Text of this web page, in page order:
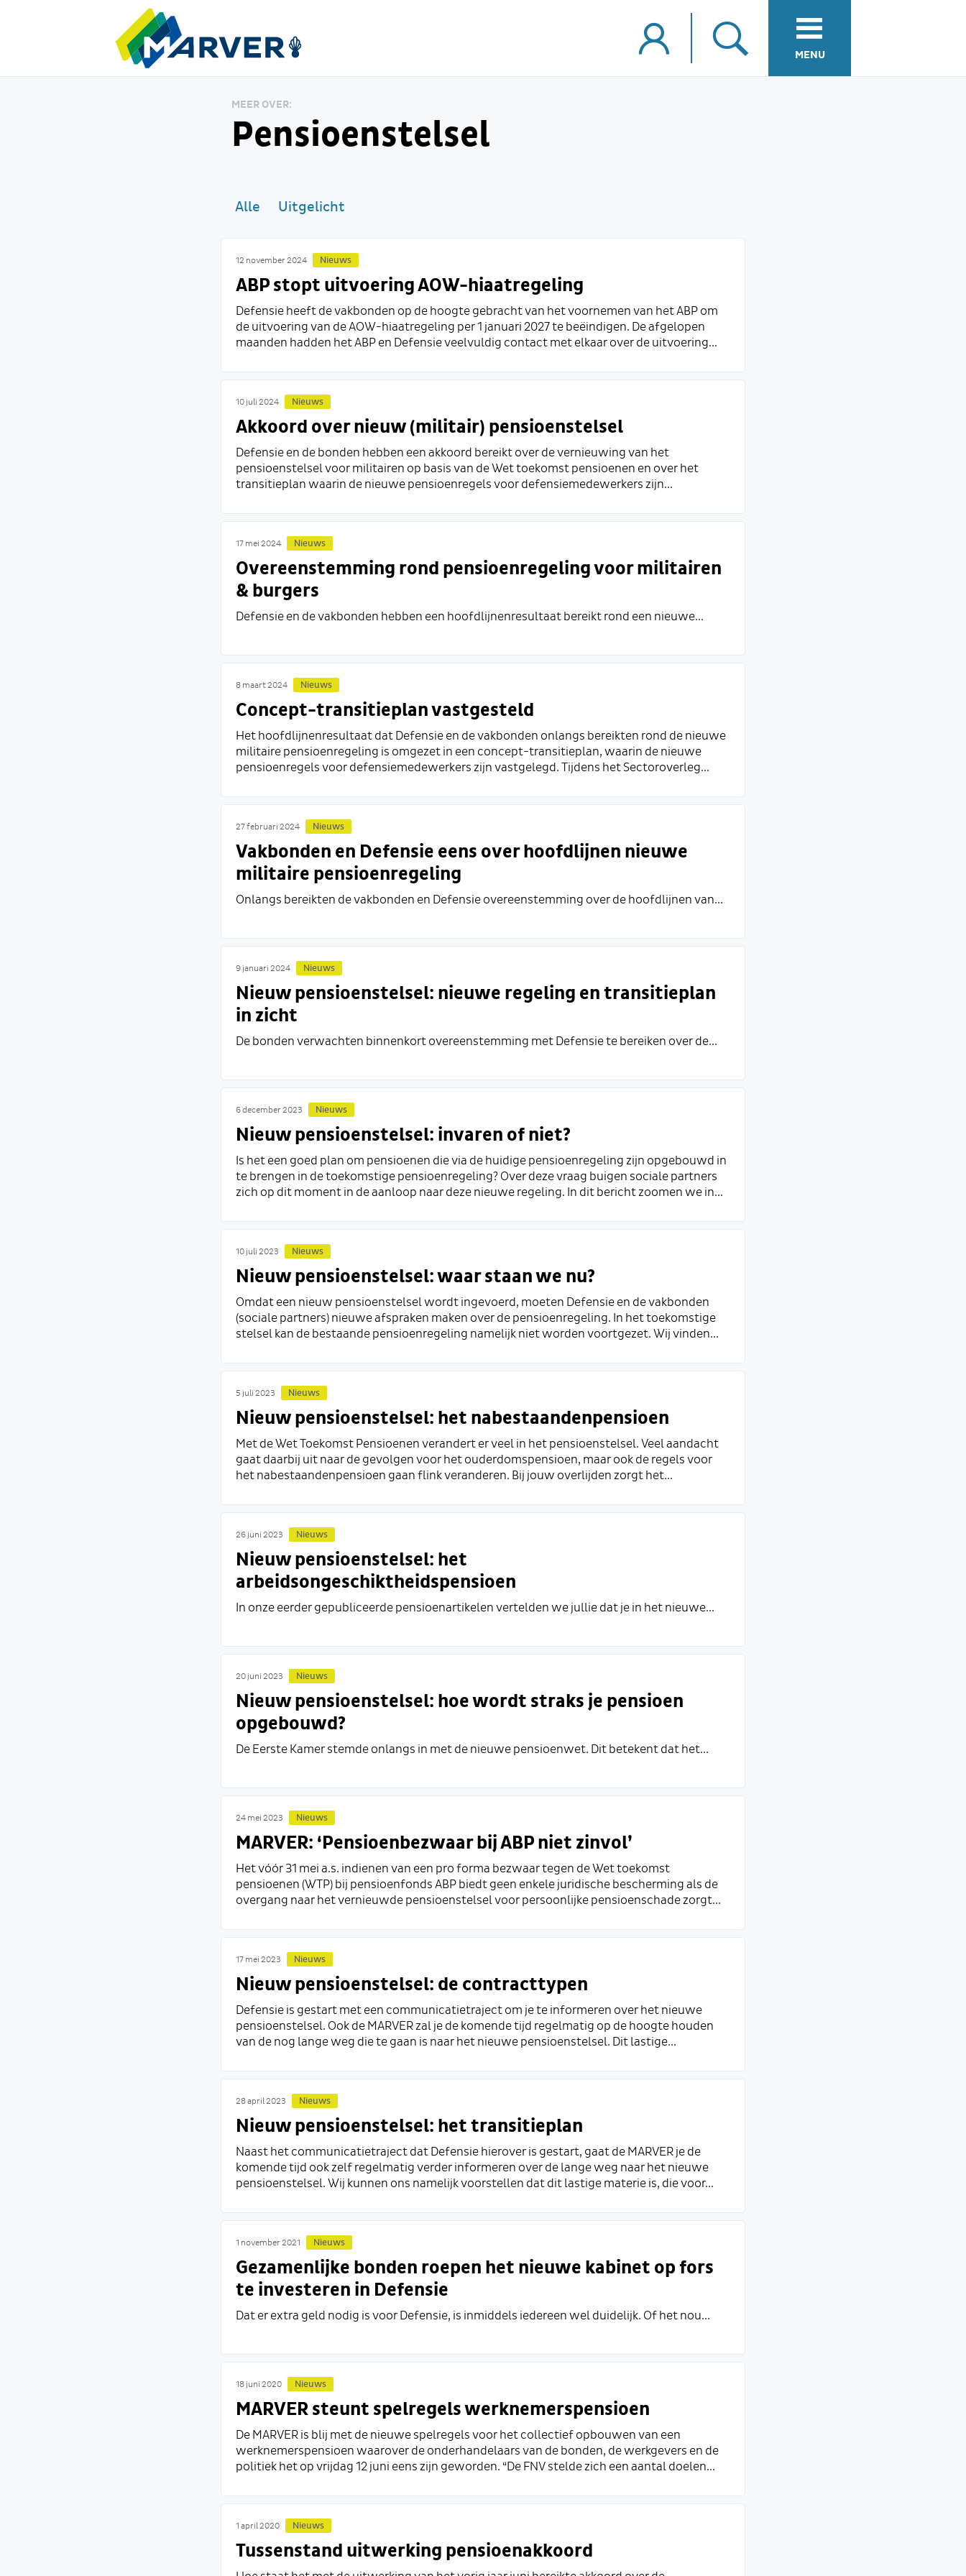
MENU
MEER OVER:
Pensioenstelsel
Alle Uitgelicht
12 november 2024 Nieuws
ABP stopt uitvoering AOW-hiaatregeling
Defensie heeft de vakbonden op de hoogte gebracht van het voornemen van het ABP om
de uitvoering van de AOW-hiaatregeling per 1 januari 2027 te beëindigen. De afgelopen
maanden hadden het ABP en Defensie veelvuldig contact met elkaar over de uitvoering...
10 juli 2024 Nieuws
Akkoord over nieuw (militair) pensioenstelsel
Defensie en de bonden hebben een akkoord bereikt over de vernieuwing van het
pensioenstelsel voor militairen op basis van de Wet toekomst pensioenen en over het
transitieplan waarin de nieuwe pensioenregels voor defensiemedewerkers zijn...
17 mei 2024 Nieuws
Overeenstemming rond pensioenregeling voor militairen
& burgers
Defensie en de vakbonden hebben een hoofdlijnenresultaat bereikt rond een nieuwe...
8 maart 2024 Nieuws
Concept-transitieplan vastgesteld
Het hoofdlijnenresultaat dat Defensie en de vakbonden onlangs bereikten rond de nieuwe
militaire pensioenregeling is omgezet in een concept-transitieplan, waarin de nieuwe
pensioenregels voor defensiemedewerkers zijn vastgelegd. Tijdens het Sectoroverleg...
27 februari 2024 Nieuws
Vakbonden en Defensie eens over hoofdlijnen nieuwe
militaire pensioenregeling
Onlangs bereikten de vakbonden en Defensie overeenstemming over de hoofdlijnen van...
9 januari 2024 Nieuws
Nieuw pensioenstelsel: nieuwe regeling en transitieplan
in zicht
De bonden verwachten binnenkort overeenstemming met Defensie te bereiken over de...
6 december 2023 Nieuws
Nieuw pensioenstelsel: invaren of niet?
Is het een goed plan om pensioenen die via de huidige pensioenregeling zijn opgebouwd in
te brengen in de toekomstige pensioenregeling? Over deze vraag buigen sociale partners
zich op dit moment in de aanloop naar deze nieuwe regeling. In dit bericht zoomen we in...
10 juli 2023 Nieuws
Nieuw pensioenstelsel: waar staan we nu?
Omdat een nieuw pensioenstelsel wordt ingevoerd, moeten Defensie en de vakbonden
(sociale partners) nieuwe afspraken maken over de pensioenregeling. In het toekomstige
stelsel kan de bestaande pensioenregeling namelijk niet worden voortgezet. Wij vinden...
5 juli 2023 Nieuws
Nieuw pensioenstelsel: het nabestaandenpensioen
Met de Wet Toekomst Pensioenen verandert er veel in het pensioenstelsel. Veel aandacht
gaat daarbij uit naar de gevolgen voor het ouderdomspensioen, maar ook de regels voor
het nabestaandenpensioen gaan flink veranderen. Bij jouw overlijden zorgt het...
26 juni 2023 Nieuws
Nieuw pensioenstelsel: het
arbeidsongeschiktheidspensioen
In onze eerder gepubliceerde pensioenartikelen vertelden we jullie dat je in het nieuwe...
20 juni 2023 Nieuws
Nieuw pensioenstelsel: hoe wordt straks je pensioen
opgebouwd?
De Eerste Kamer stemde onlangs in met de nieuwe pensioenwet. Dit betekent dat het...
24 mei 2023 Nieuws
MARVER: ‘Pensioenbezwaar bij ABP niet zinvol’
Het vóór 31 mei a.s. indienen van een pro forma bezwaar tegen de Wet toekomst
pensioenen (WTP) bij pensioenfonds ABP biedt geen enkele juridische bescherming als de
overgang naar het vernieuwde pensioenstelsel voor persoonlijke pensioenschade zorgt...
17 mei 2023 Nieuws
Nieuw pensioenstelsel: de contracttypen
Defensie is gestart met een communicatietraject om je te informeren over het nieuwe
pensioenstelsel. Ook de MARVER zal je de komende tijd regelmatig op de hoogte houden
van de nog lange weg die te gaan is naar het nieuwe pensioenstelsel. Dit lastige...
28 april 2023 Nieuws
Nieuw pensioenstelsel: het transitieplan
Naast het communicatietraject dat Defensie hierover is gestart, gaat de MARVER je de
komende tijd ook zelf regelmatig verder informeren over de lange weg naar het nieuwe
pensioenstelsel. Wij kunnen ons namelijk voorstellen dat dit lastige materie is, die voor...
1 november 2021 Nieuws
Gezamenlijke bonden roepen het nieuwe kabinet op fors
te investeren in Defensie
Dat er extra geld nodig is voor Defensie, is inmiddels iedereen wel duidelijk. Of het nou...
18 juni 2020 Nieuws
MARVER steunt spelregels werknemerspensioen
De MARVER is blij met de nieuwe spelregels voor het collectief opbouwen van een
werknemerspensioen waarover de onderhandelaars van de bonden, de werkgevers en de
politiek het op vrijdag 12 juni eens zijn geworden. “De FNV stelde zich een aantal doelen...
1 april 2020 Nieuws
Tussenstand uitwerking pensioenakkoord